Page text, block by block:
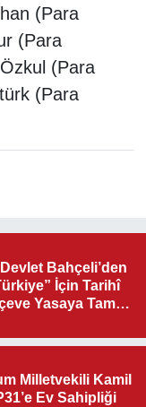
(Para
(Para
(Para
(Para
Bahçeli’den
İçin Tarihî
Yasaya Tam
Milletvekili Kamil
Ev Sahipliği